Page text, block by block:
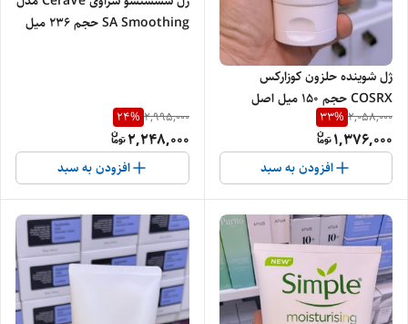
ژل شوینده حلزون کوزارکس
COSRX حجم 150 میل اصل
2,058,000
33%
1,376,000
افزودن به سبد
SA Smoothing حجم 236 میل
2,995,000
24%
2,248,000
افزودن به سبد